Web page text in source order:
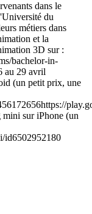
dans le
du
métiers dans
et la
3D sur :
bachelor-in-
au 29 avril
(un petit prix, une
sur iPhone (un
id6502952180